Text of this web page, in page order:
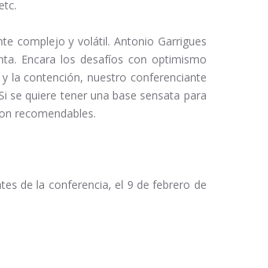
complejo y volátil. Antonio Garrigues
Encara los desafíos con optimismo
la contención, nuestro conferenciante
se quiere tener una base sensata para
recomendables.
de la conferencia, el 9 de febrero de